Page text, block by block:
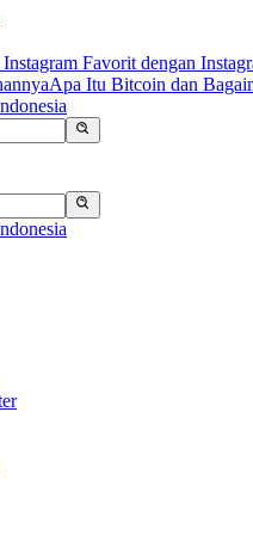
Favorit dengan
Apa Itu Bitcoin dan